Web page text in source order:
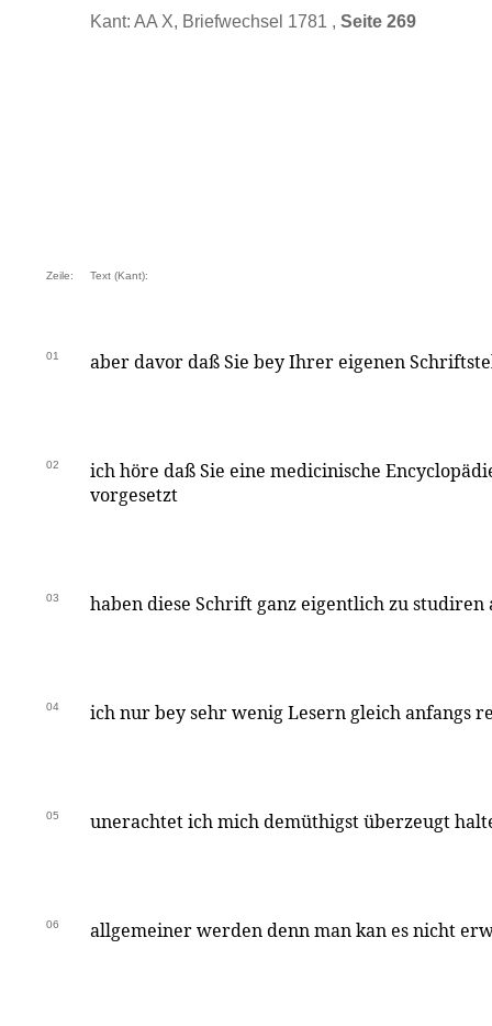
Kant: AA X, Briefwechsel 1781 , Seite 269
Zeile: Text (Kant):
01 aber davor daß Sie bey Ihrer eigenen
02
ich höre daß Sie eine medicinische
vorgesetzt
03 haben diese Schrift ganz eigentlich zu studiren
04 ich nur bey sehr wenig Lesern gleich anfangs
05 unerachtet ich mich demüthigst überzeugt
06 allgemeiner werden denn man kan es nicht